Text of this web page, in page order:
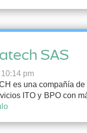
SAS
pm
es una compañía
ITO y BPO con